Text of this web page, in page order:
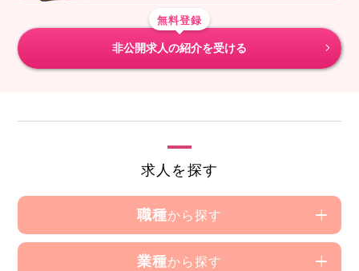
無料登録
非公開求人の紹介を受ける
求人を探す
職種から探す
業種から探す